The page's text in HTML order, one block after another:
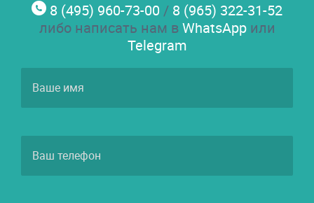
8 (495) 960-73-00 / 8 (965) 322-31-52
либо написать нам вWhatsAppили
Telegram